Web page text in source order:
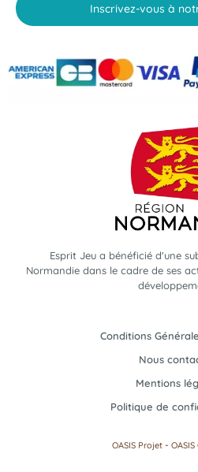
Inscrivez-vous à
Esprit Jeu a bénéficié d'une
Normandie dans le cadre de ses
Conditions
Nous
Mentions
Politique de
OASIS Projet -